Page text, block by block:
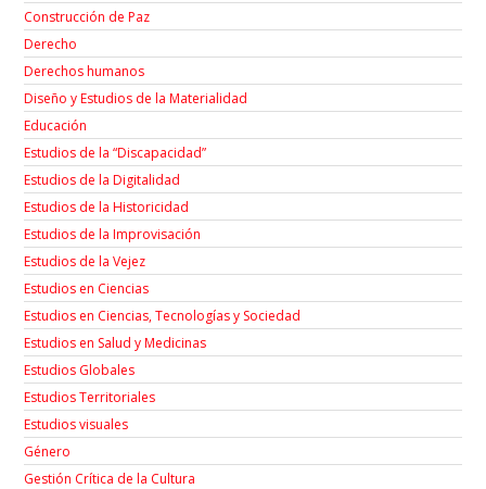
Construcción de Paz
Derecho
Derechos humanos
Diseño y Estudios de la Materialidad
Educación
Estudios de la “Discapacidad”
Estudios de la Digitalidad
Estudios de la Historicidad
Estudios de la Improvisación
Estudios de la Vejez
Estudios en Ciencias
Estudios en Ciencias, Tecnologías y Sociedad
Estudios en Salud y Medicinas
Estudios Globales
Estudios Territoriales
Estudios visuales
Género
Gestión Crítica de la Cultura